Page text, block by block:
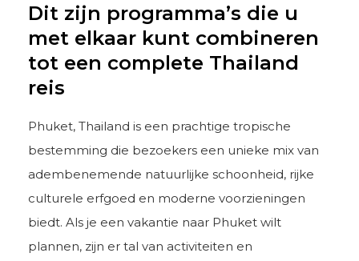
Dit zijn programma’s die u
met elkaar kunt combineren
tot een complete Thailand
reis
Phuket, Thailand is een prachtige tropische
bestemming die bezoekers een unieke mix van
adembenemende natuurlijke schoonheid, rijke
culturele erfgoed en moderne voorzieningen
biedt. Als je een vakantie naar Phuket wilt
plannen, zijn er tal van activiteiten en